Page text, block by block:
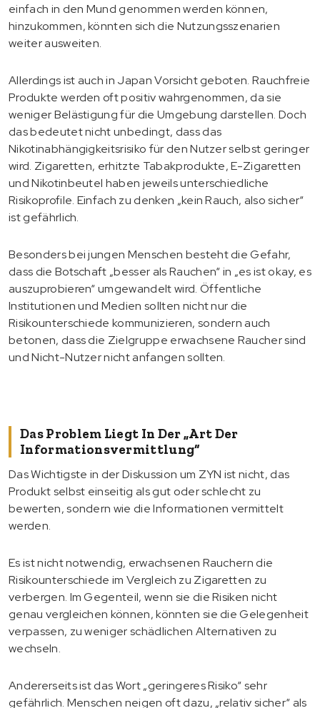
einfach in den Mund genommen werden können,
hinzukommen, könnten sich die Nutzungsszenarien
weiter ausweiten.
Allerdings ist auch in Japan Vorsicht geboten. Rauchfreie
Produkte werden oft positiv wahrgenommen, da sie
weniger Belästigung für die Umgebung darstellen. Doch
das bedeutet nicht unbedingt, dass das
Nikotinabhängigkeitsrisiko für den Nutzer selbst geringer
wird. Zigaretten, erhitzte Tabakprodukte, E-Zigaretten
und Nikotinbeutel haben jeweils unterschiedliche
Risikoprofile. Einfach zu denken „kein Rauch, also sicher“
ist gefährlich.
Besonders bei jungen Menschen besteht die Gefahr,
dass die Botschaft „besser als Rauchen“ in „es ist okay, es
auszuprobieren“ umgewandelt wird. Öffentliche
Institutionen und Medien sollten nicht nur die
Risikounterschiede kommunizieren, sondern auch
betonen, dass die Zielgruppe erwachsene Raucher sind
und Nicht-Nutzer nicht anfangen sollten.
Das Problem Liegt In Der „Art Der
Informationsvermittlung“
Das Wichtigste in der Diskussion um ZYN ist nicht, das
Produkt selbst einseitig als gut oder schlecht zu
bewerten, sondern wie die Informationen vermittelt
werden.
Es ist nicht notwendig, erwachsenen Rauchern die
Risikounterschiede im Vergleich zu Zigaretten zu
verbergen. Im Gegenteil, wenn sie die Risiken nicht
genau vergleichen können, könnten sie die Gelegenheit
verpassen, zu weniger schädlichen Alternativen zu
wechseln.
Andererseits ist das Wort „geringeres Risiko“ sehr
gefährlich. Menschen neigen oft dazu, „relativ sicher“ als